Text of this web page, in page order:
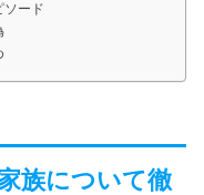
ソード
族について徹